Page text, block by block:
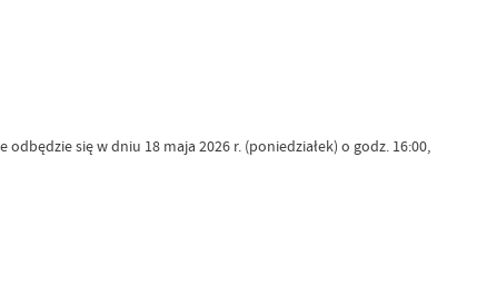
się w dniu 18 maja 2026 r. (poniedziałek) o godz. 16:00,